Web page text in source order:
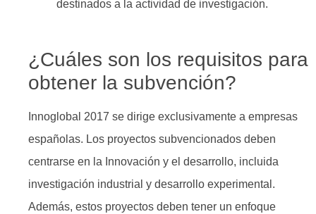
destinados a la actividad de investigación.
¿Cuáles son los requisitos para
obtener la subvención?
Innoglobal 2017 se dirige exclusivamente a empresas
españolas. Los proyectos subvencionados deben
centrarse en la Innovación y el desarrollo, incluida
investigación industrial y desarrollo experimental.
Además, estos proyectos deben tener un enfoque